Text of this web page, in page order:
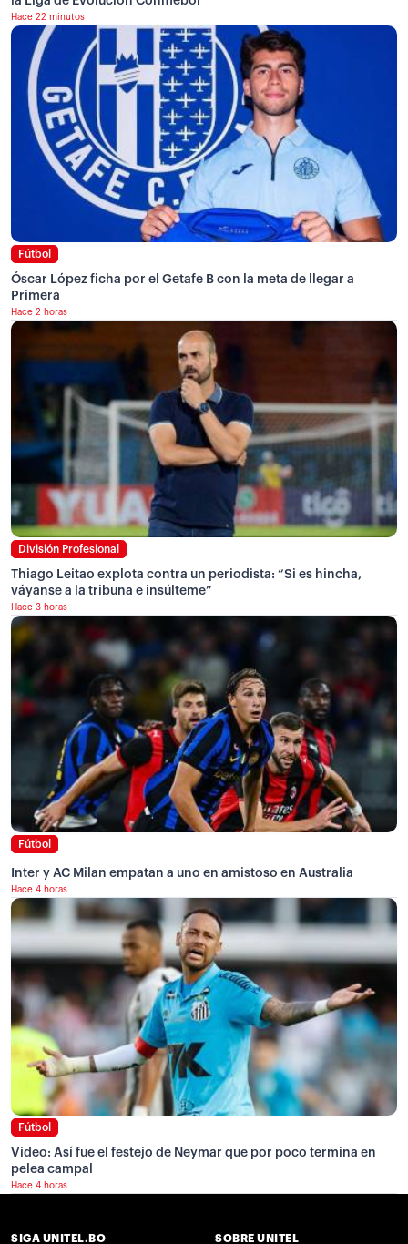
Hace 22 minutos
Fútbol
Óscar López ficha por el Getafe B con la meta de llegar a
Primera
Hace 2 horas
División Profesional
Thiago Leitao explota contra un periodista: “Si es hincha,
váyanse a la tribuna e insúlteme”
Hace 3 horas
Fútbol
Inter y AC Milan empatan a uno en amistoso en Australia
Hace 4 horas
Fútbol
Video: Así fue el festejo de Neymar que por poco termina en
pelea campal
Hace 4 horas
SIGA UNITEL.BO SOBRE UNITEL